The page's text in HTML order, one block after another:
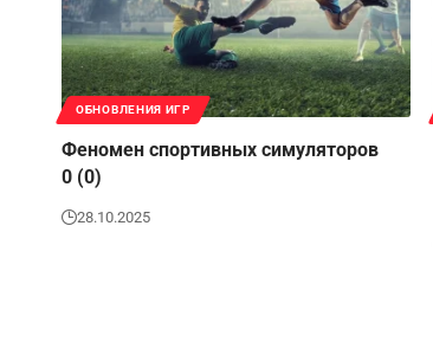
ОБНОВЛЕНИЯ ИГР
Феномен спортивных симуляторов
0 (0)
28.10.2025